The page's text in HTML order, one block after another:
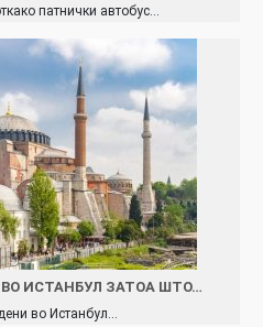
патнички автобус…
ИСТАНБУЛ ЗАТОА ШТО…
во Истанбул…